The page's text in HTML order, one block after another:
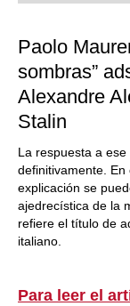
espectacular: Fritz
Paolo
sombras”
Alexandre
Stalin
La respuesta a
definitivamente.
explicación se
ajedrecística de la
refiere el título de
italiano.
Para leer el